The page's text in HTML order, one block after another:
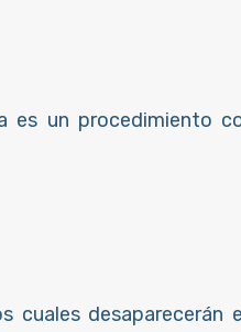
un procedimiento
cuales desaparecerán